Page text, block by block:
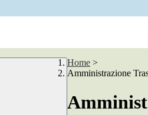
Home >
Amministrazione